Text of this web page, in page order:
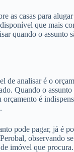
as casas para
que mais
quando o assunto
de analisar é o
Quando o assunto
é
pode pagar, já é
observando
imóvel que procura.